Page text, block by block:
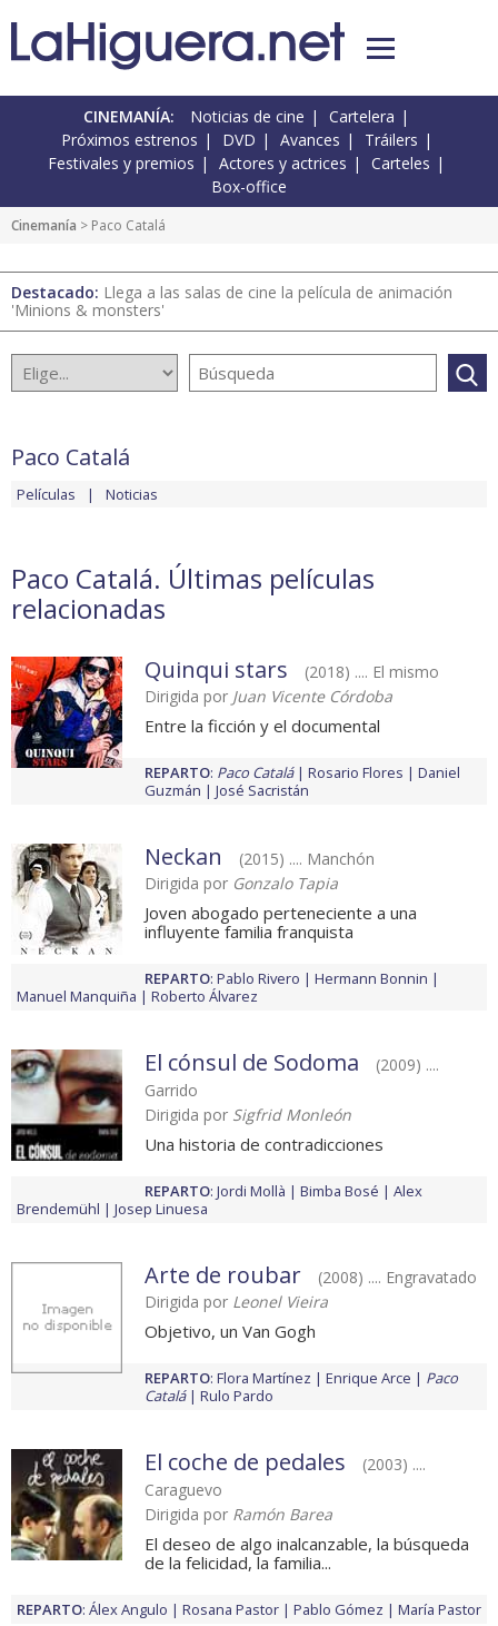
CINEMANÍA: Noticias de cine
Cartelera
Próximos estrenos
DVD Avances
Tráilers
Festivales y premios
Actores y actrices
Carteles
Box-office
Cinemanía > Paco Catalá
Destacado: Llega a las salas de cine la película de animación
'Minions & monsters'
Paco Catalá
Películas Noticias
Paco Catalá. Últimas películas
relacionadas
Quinqui stars
(2018) .... El mismo
Dirigida por Juan Vicente Córdoba
Entre la ficción y el documental
REPARTO: Paco Catalá Rosario Flores
Daniel
Guzmán
José Sacristán
Neckan
(2015) .... Manchón
Dirigida por Gonzalo Tapia
Joven abogado perteneciente a una
influyente familia franquista
REPARTO: Pablo Rivero
Hermann Bonnin
Manuel Manquiña
Roberto Álvarez
El cónsul de Sodoma
(2009) ....
Garrido
Dirigida por Sigfrid Monleón
Una historia de contradicciones
REPARTO: Jordi Mollà Bimba Bosé
Alex
Brendemühl
Josep Linuesa
Arte de roubar
(2008) .... Engravatado
Dirigida por Leonel Vieira
Objetivo, un Van Gogh
REPARTO: Flora Martínez Enrique Arce
Paco
Catalá
Rulo Pardo
El coche de pedales
(2003) ....
Caraguevo
Dirigida por Ramón Barea
El deseo de algo inalcanzable, la búsqueda
de la felicidad, la familia...
REPARTO: Álex Angulo Rosana Pastor Pablo Gómez María Pastor